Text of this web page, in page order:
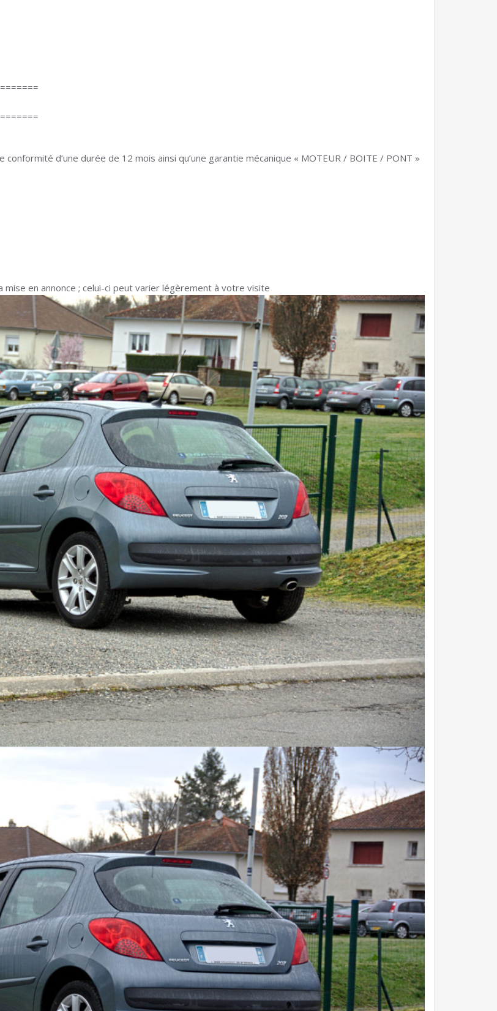
d’une durée de 12 mois ainsi qu’une garantie mécanique « MOTEUR / BOITE / PONT »
en annonce ; celui-ci peut varier légèrement à votre visite